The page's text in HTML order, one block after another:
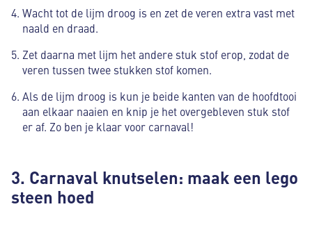
Wacht tot de lijm droog is en zet de veren extra vast met
naald en draad.
Zet daarna met lijm het andere stuk stof erop, zodat de
veren tussen twee stukken stof komen.
Als de lijm droog is kun je beide kanten van de hoofdtooi
aan elkaar naaien en knip je het overgebleven stuk stof
er af. Zo ben je klaar voor carnaval!
3. Carnaval knutselen: maak een lego
steen hoed